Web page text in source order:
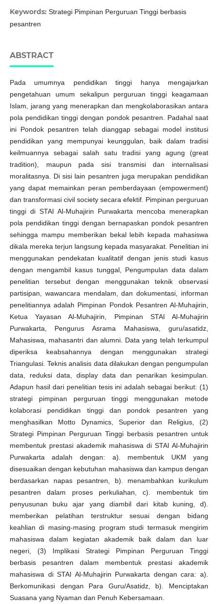
Keywords: Strategi Pimpinan Perguruan Tinggi berbasis
pesantren
ABSTRACT
Pada umumnya pendidikan tinggi hanya mengajarkan
pengetahuan umum sekalipun perguruan tinggi keagamaan
Islam, jarang yang menerapkan dan mengkolaborasikan antara
pola pendidikan tinggi dengan pondok pesantren. Padahal saat
ini Pondok pesantren telah dianggap sebagai model institusi
pendidikan yang mempunyai keunggulan, baik dalam tradisi
keilmuannya sebagai salah satu tradisi yang agung (great
tradition), maupun pada sisi transmisi dan internalisasi
moralitasnya. Di sisi lain pesantren juga merupakan pendidikan
yang dapat memainkan peran pemberdayaan (empowerment)
dan transformasi civil society secara efektif. Pimpinan perguruan
tinggi di STAI Al-Muhajirin Purwakarta mencoba menerapkan
pola pendidikan tinggi dengan bernapaskan pondok pesantren
sehingga mampu memberikan bekal lebih kepada mahasiswa
dikala mereka terjun langsung kepada masyarakat. Penelitian ini
menggunakan pendekatan kualitatif dengan jenis studi kasus
dengan mengambil kasus tunggal, Pengumpulan data dalam
penelitian tersebut dengan menggunakan teknik observasi
partisipan, wawancara mendalam, dan dokumentasi, informan
penelitiannya adalah Pimpinan Pondok Pesantren Al-Muhajirin,
Ketua Yayasan Al-Muhajirin, Pimpinan STAI Al-Muhajirin
Purwakarta, Pengurus Asrama Mahasiswa, guru/asatidz,
Mahasiswa, mahasantri dan alumni. Data yang telah terkumpul
diperiksa keabsahannya dengan menggunakan strategi
Triangulasi. Teknis analisis data dilakukan dengan pengumpulan
data, reduksi data, display data dan penarikan kesimpulan.
Adapun hasil dari penelitian tesis ini adalah sebagai berikut: (1)
strategi pimpinan perguruan tinggi menggunakan metode
kolaborasi pendidikan tinggi dan pondok pesantren yang
menghasilkan Motto Dynamics, Superior dan Religius, (2)
Strategi Pimpinan Perguruan Tinggi berbasis pesantren untuk
membentuk prestasi akademik mahasiswa di STAI Al-Muhajirin
Purwakarta adalah dengan: a). membentuk UKM yang
disesuaikan dengan kebutuhan mahasiswa dan kampus dengan
berdasarkan napas pesantren, b). menambahkan kurikulum
pesantren dalam proses perkuliahan, c). membentuk tim
penyusunan buku ajar yang diambil dari kitab kuning, d).
memberikan pelatihan terstruktur sesuai dengan bidang
keahlian di masing-masing program studi termasuk mengirim
mahasiswa dalam kegiatan akademik baik dalam dan luar
negeri, (3) Implikasi Strategi Pimpinan Perguruan Tinggi
berbasis pesantren dalam membentuk prestasi akademik
mahasiswa di STAI Al-Muhajirin Purwakarta dengan cara: a).
Berkomunikasi dengan Para Guru/Asatidz, b). Menciptakan
Suasana yang Nyaman dan Penuh Kebersamaan.